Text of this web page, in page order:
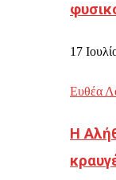
17
Ευθέα
Η